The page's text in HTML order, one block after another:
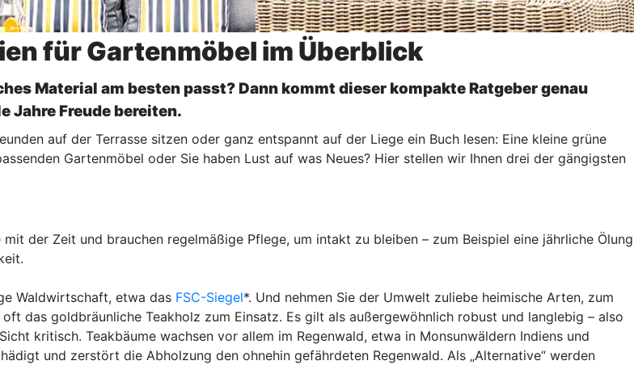
für Gartenmöbel im Überblick
Material am besten passt? Dann kommt dieser kompakte Ratgeber genau
Jahre Freude bereiten.
auf der Terrasse sitzen oder ganz entspannt auf der Liege ein Buch lesen: Eine kleine grüne
Gartenmöbel oder Sie haben Lust auf was Neues? Hier stellen wir Ihnen drei der gängigsten
der Zeit und brauchen regelmäßige Pflege, um intakt zu bleiben – zum Beispiel eine jährliche Ölung
Waldwirtschaft, etwa das FSC-Siegel*. Und nehmen Sie der Umwelt zuliebe heimische Arten, zum
das goldbräunliche Teakholz zum Einsatz. Es gilt als außergewöhnlich robust und langlebig – also
kritisch. Teakbäume wachsen vor allem im Regenwald, etwa in Monsunwäldern Indiens und
und zerstört die Abholzung den ohnehin gefährdeten Regenwald. Als „Alternative“ werden